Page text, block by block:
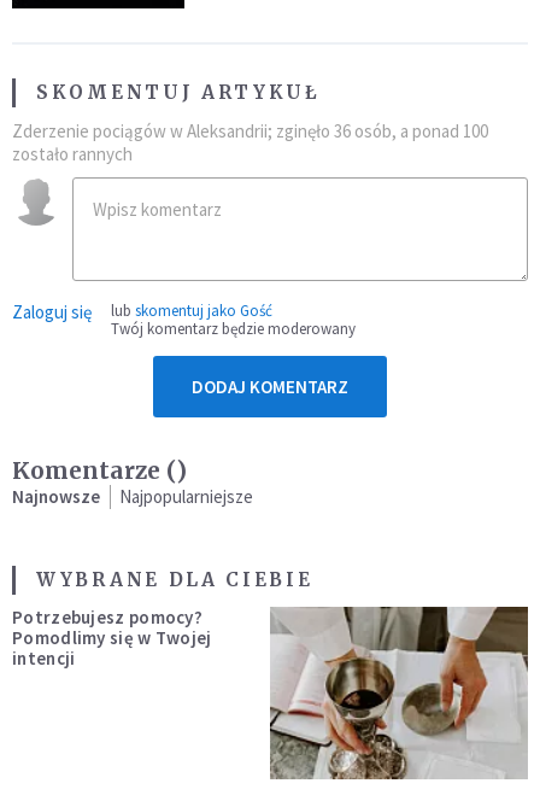
SKOMENTUJ ARTYKUŁ
Zderzenie pociągów w Aleksandrii; zginęło 36 osób, a ponad 100
zostało rannych
Zaloguj się lub skomentuj jako Gość
Twój komentarz będzie moderowany
DODAJ KOMENTARZ
Komentarze ()
Najnowsze Najpopularniejsze
WYBRANE DLA CIEBIE
Potrzebujesz pomocy?
Pomodlimy się w Twojej
intencji